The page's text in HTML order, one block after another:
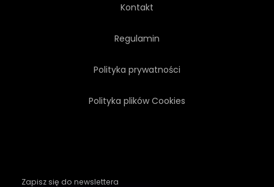
Kontakt
Regulamin
Polityka prywatności
Polityka plików Cookies
Zapisz się do newslettera